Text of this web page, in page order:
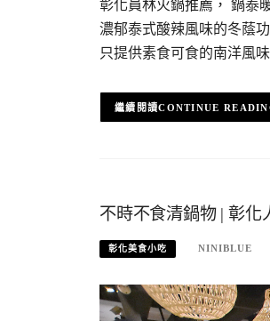
彰化員林火鍋推薦， 鍋泰
濃郁泰式酸辣風味的冬蔭
只提供素食可食的南洋風
CONTINUE
不時不食清鍋物 | 彰
彰化美食小吃 NINIBLUE